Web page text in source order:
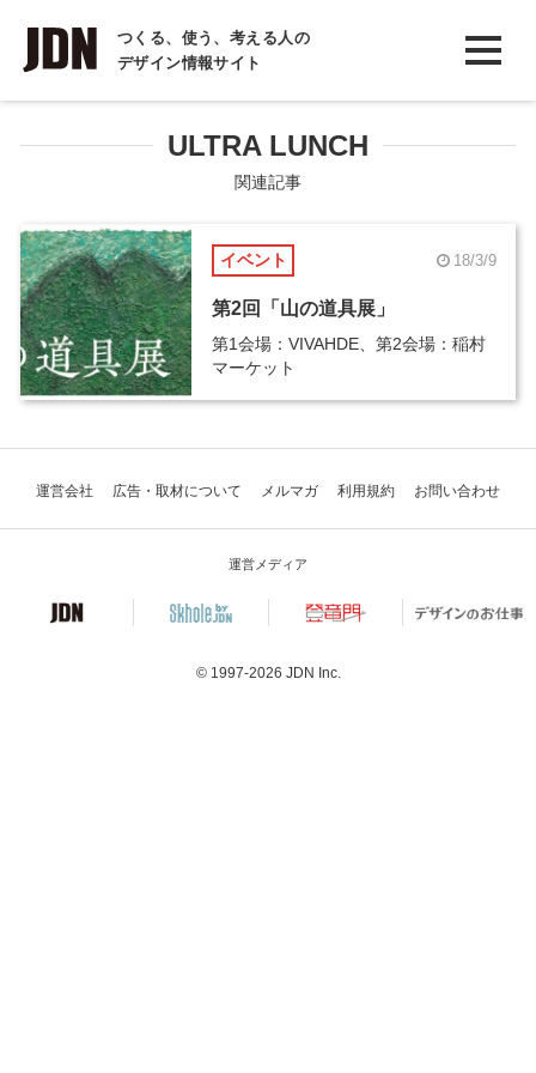
つくる、使う、考える人の
デザイン情報サイト
INTERVIEW
インタビュー
REPORT
COLUMN
コラム
ULTRA LUNCH
関連記事
イベント 18/3/9
第2回「山の道具展」
第1会場：VIVAHDE、第2会場：稲村
マーケット
運営会社 広告・取材について メルマガ 利用規約 お問い合わせ
運営メディア
© 1997-2026 JDN Inc.